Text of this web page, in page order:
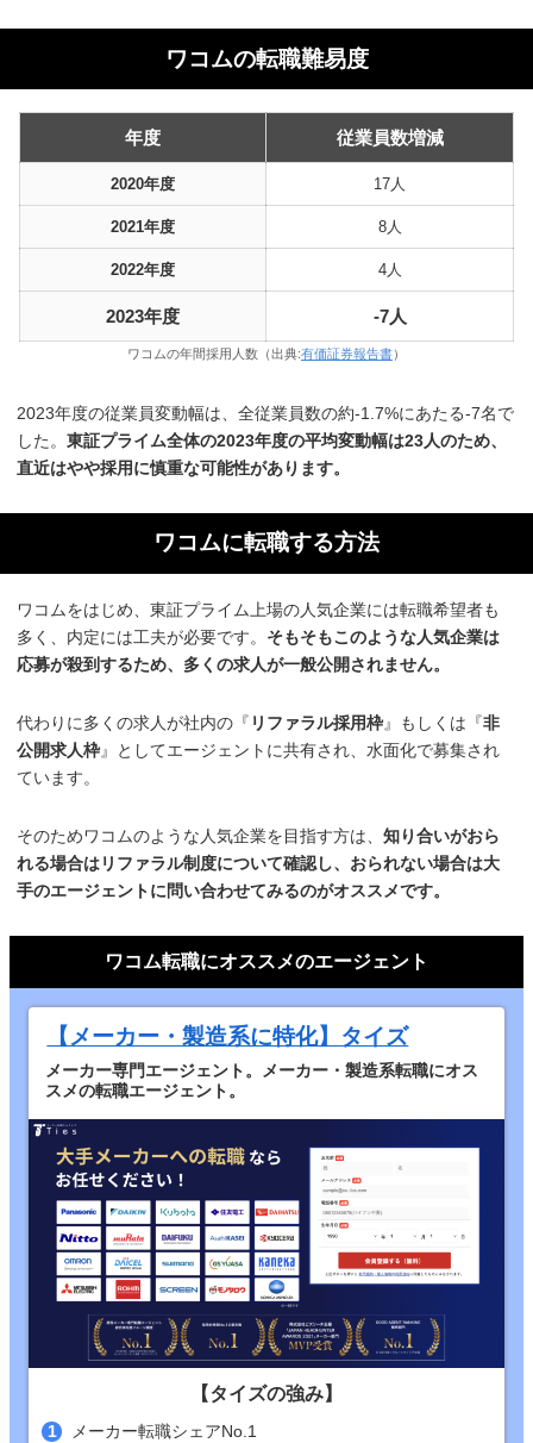
ワコムの転職難易度
年度 従業員数増減
2020年度 17人
2021年度 8人
2022年度 4人
2023年度 -7人
ワコムの年間採用人数（出典:有価証券報告書）
2023年度の従業員変動幅は、全従業員数の約-1.7%にあたる-7名で
した。東証プライム全体の2023年度の平均変動幅は23人のため、
直近はやや採用に慎重な可能性があります。
ワコムに転職する方法
ワコムをはじめ、東証プライム上場の人気企業には転職希望者も
多く、内定には工夫が必要です。 そもそもこのような人気企業は
応募が殺到するため、多くの求人が一般公開されません。
代わりに多くの求人が社内の『 リファラル採用枠』もしくは『非
公開求人枠』としてエージェントに共有され、水面化で募集され
ています。
そのためワコムのような人気企業を目指す方は、知り合いがおら
れる場合はリファラル制度について確認し、おられない場合は大
手のエージェントに問い合わせてみるのがオススメです。
ワコム転職にオススメのエージェント
【メーカー・製造系に特化】タイズ
メーカー専門エージェント。メーカー・製造系転職にオス
スメの転職エージェント。
【タイズの強み】
メーカー転職シェアNo.1